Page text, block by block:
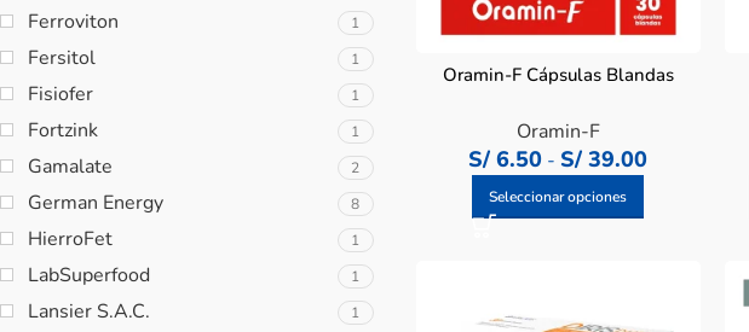
Ferroviton 1
Fersitol 1
Fisiofer 1
Fortzink 1
Gamalate 2
German Energy 8
HierroFet 1
LabSuperfood 1
Lansier S.A.C. 1
Oramin-F Cápsulas Blandas
Oramin-F
S/ 6.50 - S/ 39.00
Seleccionar opciones